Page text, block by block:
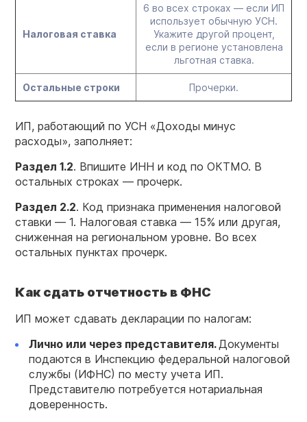
Налоговая ставка
6 во всех строках — если ИП
использует обычную УСН.
Укажите другой процент,
если в регионе установлена
льготная ставка.
Остальные строки Прочерки.
ИП, работающий по УСН «Доходы минус
расходы», заполняет:
Раздел 1.2. Впишите ИНН и код по ОКТМО. В
остальных строках — прочерк.
Раздел 2.2. Код признака применения налоговой
ставки — 1. Налоговая ставка — 15% или другая,
сниженная на региональном уровне. Во всех
остальных пунктах прочерк.
Как сдать отчетность в ФНС
ИП может сдавать декларации по налогам:
Лично или через представителя.Документы
подаются в Инспекцию федеральной налоговой
службы (ИФНС) по месту учета ИП.
Представителю потребуется нотариальная
доверенность.